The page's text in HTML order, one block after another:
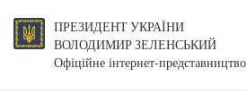
ПРЕЗИДЕНТ УКРАЇНИ
ВОЛОДИМИР ЗЕЛЕНСЬКИЙ
Офіційне інтернет-представництво